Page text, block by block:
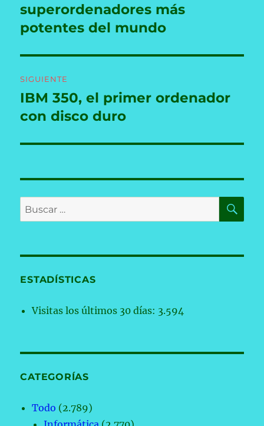
entradas
anterior:
superordenadores más
potentes del mundo
SIGUIENTE
Entrada
siguiente:
IBM 350, el primer ordenador
con disco duro
Buscar
por:
ESTADÍSTICAS
Visitas los últimos 30 días: 3.594
CATEGORÍAS
Todo (2.789)